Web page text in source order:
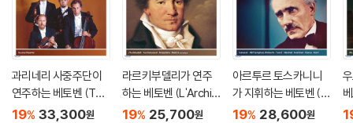
과리네리 사중주단이
연주하는 베토벤 (The
Guarneri Quartet Pla
19% 33,300원
라르키부델리가 연주
하는 베토벤 (L'Archib
udelli Play Beethove
19% 25,700원
아르투르 토스카니니
가 지휘하는 베토벤 (A
rturo Toscanini Con
19% 28,600원